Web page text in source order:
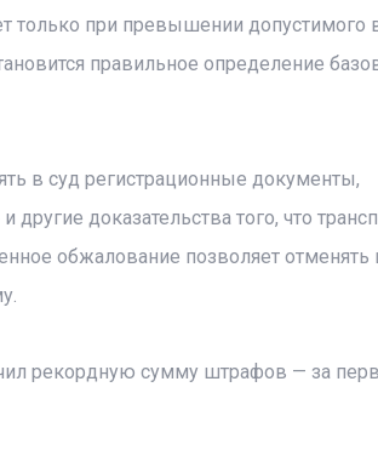
только при превышении допустимого
правильное определение
в суд регистрационные документы,
доказательства того, что
обжалование позволяет
рекордную сумму штрафов — за